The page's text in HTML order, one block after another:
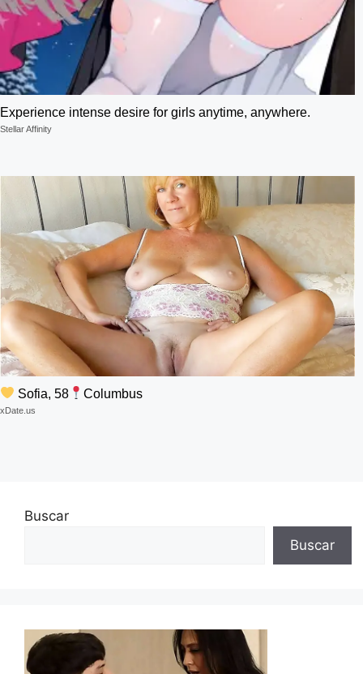
Experience intense desire for girls anytime, anywhere.
Stellar Affinity
Sofia, 58 Columbus
xDate.us
Buscar
Buscar